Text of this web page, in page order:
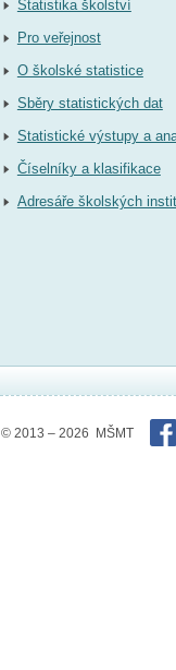
Statistika školství
Pro veřejnost
O školské statistice
Sběry statistických dat
Statistické výstupy a
Číselníky a klasifikace
Adresáře školských
© 2013 – 2026 MŠMT